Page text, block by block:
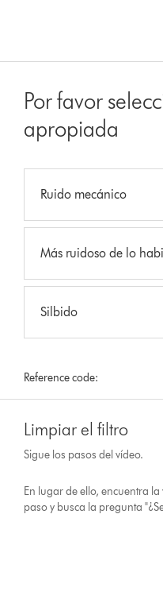
Por favor
apropiada
Ruido mecánico
Más ruidoso de lo
Silbido
Reference code:
Limpiar el filtro
Sigue los pasos del vídeo.
En lugar de ello, encuentra
paso y busca la pregunta